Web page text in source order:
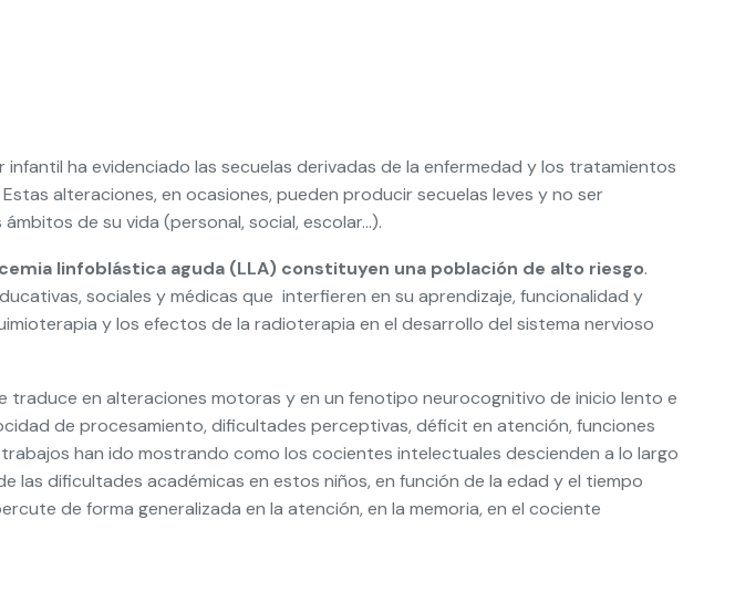
ha evidenciado las secuelas derivadas de la enfermedad y los tratamientos
alteraciones, en ocasiones, pueden producir secuelas leves y no ser
de su vida (personal, social, escolar…).
linfoblástica aguda (LLA) constituyen una población de alto riesgo.
sociales y médicas que interfieren en su aprendizaje, funcionalidad y
y los efectos de la radioterapia en el desarrollo del sistema nervioso
en alteraciones motoras y en un fenotipo neurocognitivo de inicio lento e
de procesamiento, dificultades perceptivas, déficit en atención, funciones
han ido mostrando como los cocientes intelectuales descien­den a lo largo
las dificultades académicas en estos niños, en función de la edad y el tiempo
de forma generalizada en la atención, en la memo­ria, en el cociente